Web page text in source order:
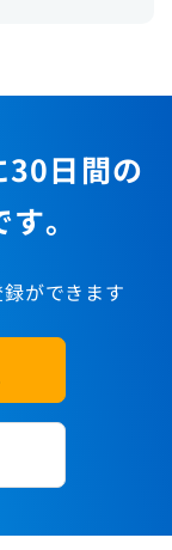
30日間の
。
ができます